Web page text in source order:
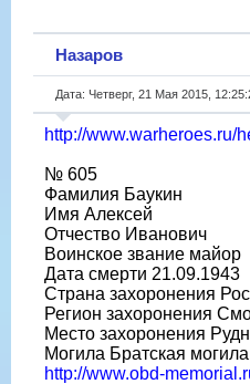
Назаров
Дата: Четверг, 21 Мая 2015,
http://www.warheroes.ru/
№ 605
Фамилия Баукин
Имя Алексей
Отчество Иванович
Воинское звание майор
Дата смерти 21.09.1943
Страна захоронения
Регион захоронения
Место захоронения
Могила Братская
http://www.obd-